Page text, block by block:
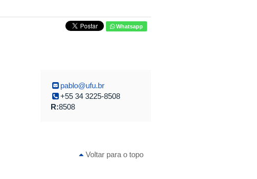
Whatsapp
pablo@ufu.br
+55 34 3225-8508
R:8508
Voltar para o topo